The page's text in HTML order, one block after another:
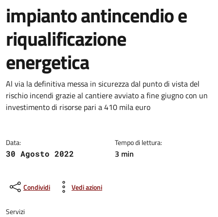
impianto antincendio e
riqualificazione
energetica
Dettagli del comunicato:
Al via la definitiva messa in sicurezza dal punto di vista del
rischio incendi grazie al cantiere avviato a fine giugno con un
investimento di risorse pari a 410 mila euro
Data:
30 Agosto 2022
Tempo di lettura:
3 min
Condividi Vedi azioni
Servizi